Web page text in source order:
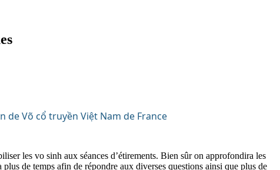
les vo sinh aux séances d’étirements. Bien sûr on approfondira les
de temps afin de répondre aux diverses questions ainsi que plus de